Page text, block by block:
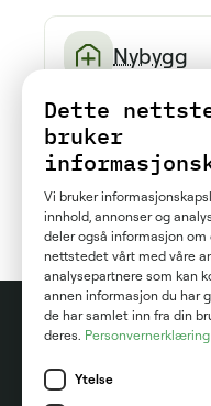
Nybygg
Tak og
Dette
bruker
Vi bruker
innhold, annonser og
deler også informasjon om
nettstedet vårt med våre
analysepartnere som kan
annen informasjon du har
de har samlet inn fra din
deres. Personvernerklæring
Ytelse